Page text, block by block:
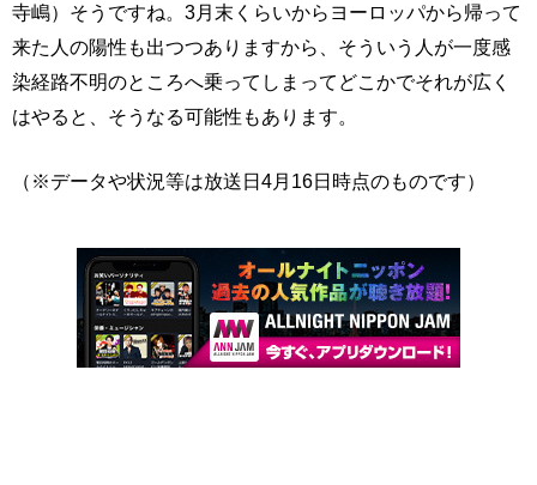
寺嶋）そうですね。3月末くらいからヨーロッパから帰って
来た人の陽性も出つつありますから、そういう人が一度感
染経路不明のところへ乗ってしまってどこかでそれが広く
はやると、そうなる可能性もあります。
（※データや状況等は放送日4月16日時点のものです）